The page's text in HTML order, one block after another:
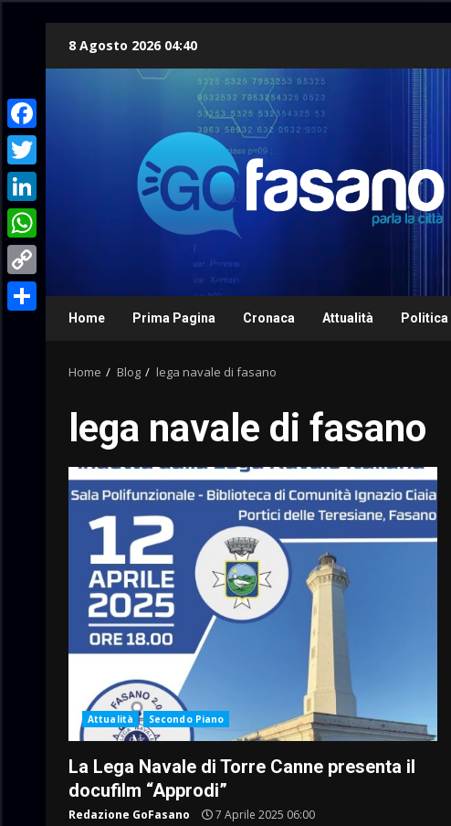
8 Agosto 2026 04:40
Home Prima Pagina Cronaca Attualità Politica
Home Blog lega navale di fasano
lega navale di fasano
Attualità Secondo Piano
La Lega Navale di Torre Canne presenta il
docufilm “Approdi”
Redazione GoFasano 7 Aprile 2025 06:00
Facebook
Twitter
LinkedIn
WhatsApp
Copy